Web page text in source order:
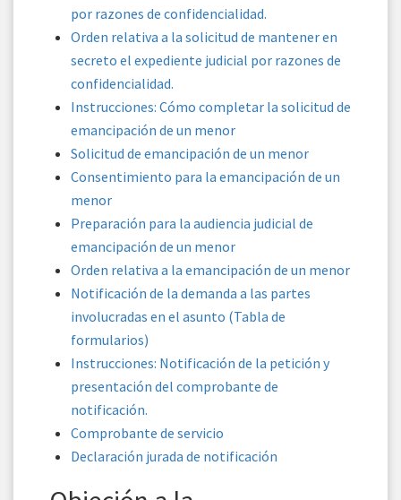
por razones de confidencialidad.
Orden relativa a la solicitud de mantener en
secreto el expediente judicial por razones de
confidencialidad.
Instrucciones: Cómo completar la solicitud de
emancipación de un menor
Solicitud de emancipación de un menor
Consentimiento para la emancipación de un
menor
Preparación para la audiencia judicial de
emancipación de un menor
Orden relativa a la emancipación de un menor
Notificación de la demanda a las partes
involucradas en el asunto (Tabla de
formularios)
Instrucciones: Notificación de la petición y
presentación del comprobante de
notificación.
Comprobante de servicio
Declaración jurada de notificación